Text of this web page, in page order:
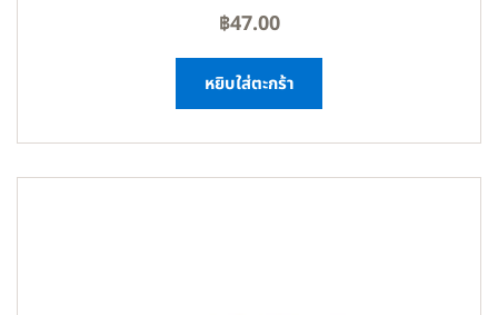
฿47.00
หยิบใส่ตะกร้า